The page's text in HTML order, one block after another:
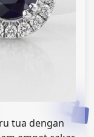
tua dengan